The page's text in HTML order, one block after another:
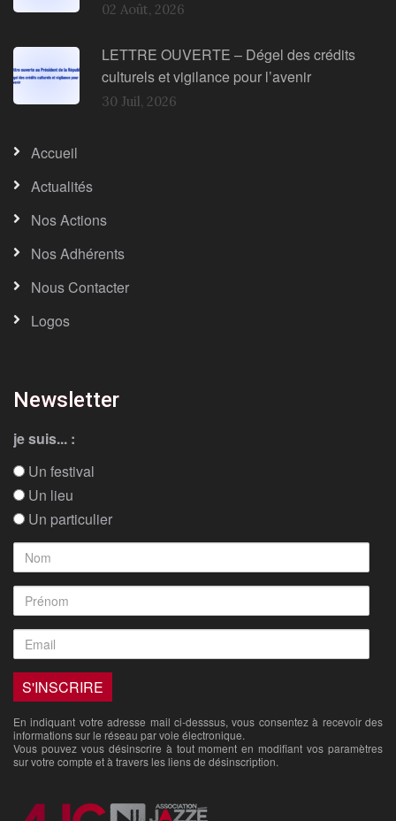
02 Août, 2026
LETTRE OUVERTE – Dégel des crédits
culturels et vigilance pour l’avenir
30 Juil, 2026
Accueil
Actualités
Nos Actions
Nos Adhérents
Nous Contacter
Logos
Newsletter
je suis... :
Un festival
Un lieu
Un particulier
En indiquant votre adresse mail ci-desssus, vous consentez à recevoir des
informations sur le réseau par voie électronique.
Vous pouvez vous désinscrire à tout moment en modifiant vos paramètres
sur votre compte et à travers les liens de désinscription.